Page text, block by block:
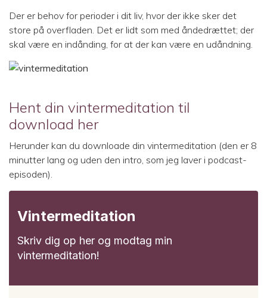
Der er behov for perioder i dit liv, hvor der ikke sker det
store på overfladen. Det er lidt som med åndedrættet; der
skal være en indånding, for at der kan være en udåndning.
Hent din vintermeditation til
download her
Herunder kan du downloade din vintermeditation (den er 8
minutter lang og uden den intro, som jeg laver i podcast-
episoden).
Vintermeditation
Skriv dig op her og modtag min
vintermeditation!